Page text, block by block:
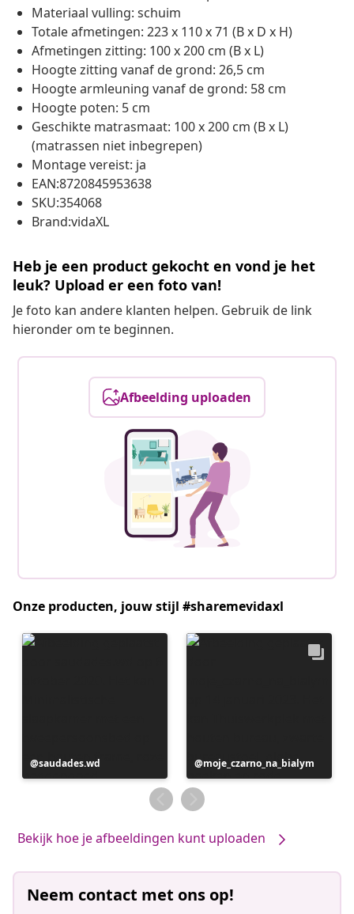
Materiaal vulling: schuim
Totale afmetingen: 223 x 110 x 71 (B x D x H)
Afmetingen zitting: 100 x 200 cm (B x L)
Hoogte zitting vanaf de grond: 26,5 cm
Hoogte armleuning vanaf de grond: 58 cm
Hoogte poten: 5 cm
Geschikte matrasmaat: 100 x 200 cm (B x L)
(matrassen niet inbegrepen)
Montage vereist: ja
EAN:8720845953638
SKU:354068
Brand:vidaXL
Heb je een product gekocht en vond je het
leuk? Upload er een foto van!
Je foto kan andere klanten helpen. Gebruik de link
hieronder om te beginnen.
Afbeelding uploaden
Onze producten, jouw stijl #sharemevidaxl
Bericht
gepubliceerd
saudades.wd
Bericht
gepubliceerd
door
moje_czarno_na_bialym
Bekijk hoe je afbeeldingen kunt uploaden
Neem contact met ons op!